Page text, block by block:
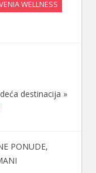
WELLNESS
destinacija
PONUDE,